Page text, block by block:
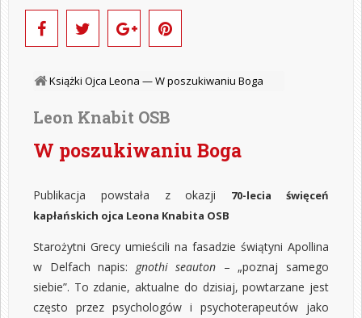
Książki Ojca Leona —W poszukiwaniu Boga
Leon Knabit OSB
W poszukiwaniu Boga
Publikacja powstała z okazji 70-lecia święceń
kapłańskich ojca Leona Knabita OSB
Starożytni Grecy umieścili na fasadzie świątyni Apollina
w Delfach napis: gnothi seauton – „poznaj samego
siebie”. To zdanie, aktualne do dzisiaj, powtarzane jest
często przez psychologów i psychoterapeutów jako